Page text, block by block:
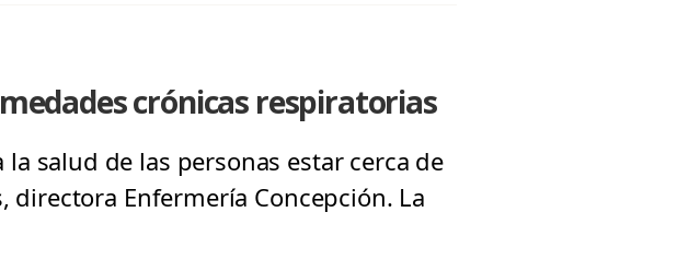
crónicas respiratorias
salud de las personas estar cerca de
directora Enfermería Concepción. La